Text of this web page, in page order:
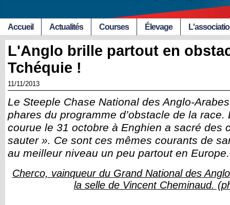
Accueil Actualités Courses Élevage
L'Anglo brille partout en
Tchéquie !
11/11/2013
Le Steeple Chase National des Anglo-
phares du programme d’obstacle de la race.
courue le 31 octobre à Enghien a sacré des
sauter ». Ce sont ces mêmes courants de
au meilleur niveau un peu partout en Europe.
Cherco, vainqueur du Grand National des
la selle de Vincent Cheminaud.